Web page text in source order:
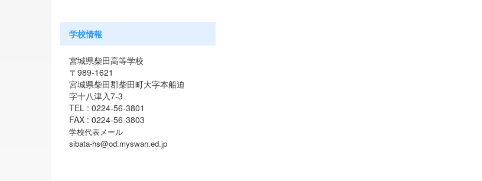
学校情報
宮城県柴田高等学校
〒989-1621
宮城県柴田郡柴田町大字本船迫
字十八津入7-3
TEL : 0224-56-3801
FAX : 0224-56-3803
学校代表メール
sibata-hs@od.myswan.ed.jp